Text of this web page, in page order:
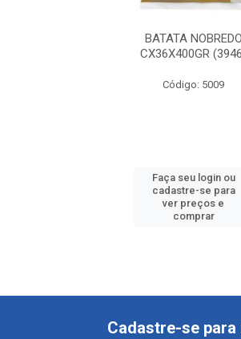
BATATA NOBREDO
CX36X400GR
Código: 5009
Faça seu login ou
cadastre-se para
ver preços e
comprar
Cadastre-se